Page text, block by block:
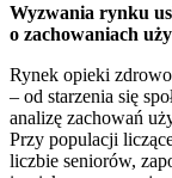
Wyzwania rynku
o zachowaniach
Rynek opieki
– od starzenia się
analizę zachowań
Przy populacji
liczbie seniorów,